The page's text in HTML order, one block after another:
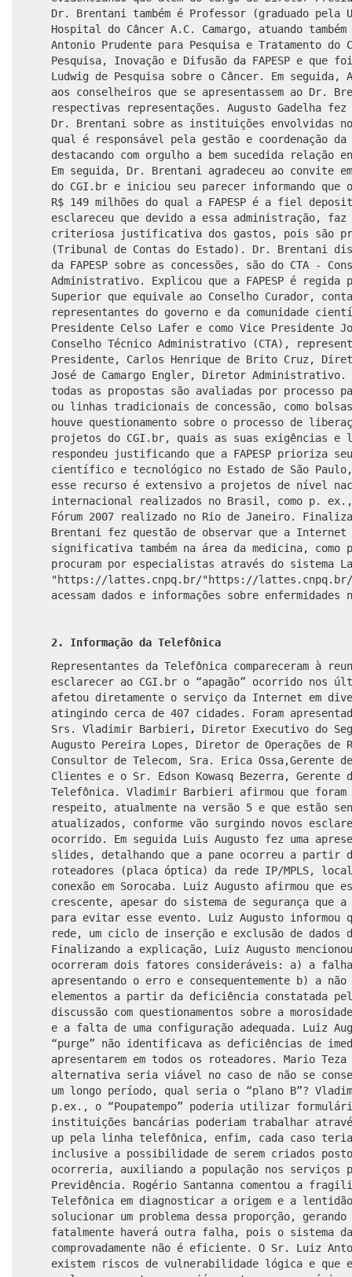
Dr. Brentani também é Professor (graduado pela
Hospital do Câncer A.C. Camargo, atuando
Antonio Prudente para Pesquisa e Tratamento do
Pesquisa, Inovação e Difusão da FAPESP e
Ludwig de Pesquisa sobre o Câncer. Em seguida,
aos conselheiros que se apresentassem ao Dr.
respectivas representações. Augusto Gadelha fez
Dr. Brentani sobre as instituições envolvidas
qual é responsável pela gestão e coordenação
destacando com orgulho a bem sucedida relação
Em seguida, Dr. Brentani agradeceu ao convite
do CGI.br e iniciou seu parecer informando que
R$ 149 milhões do qual a FAPESP é a fiel
esclareceu que devido a essa administração,
criteriosa justificativa dos gastos, pois são
(Tribunal de Contas do Estado). Dr. Brentani
da FAPESP sobre as concessões, são do CTA -
Administrativo. Explicou que a FAPESP é regida
Superior que equivale ao Conselho Curador,
representantes do governo e da comunidade
Presidente Celso Lafer e como Vice Presidente
Conselho Técnico Administrativo (CTA),
Presidente, Carlos Henrique de Brito Cruz,
José de Camargo Engler, Diretor
todas as propostas são avaliadas por processo
ou linhas tradicionais de concessão, como
houve questionamento sobre o processo de
projetos do CGI.br, quais as suas exigências e
respondeu justificando que a FAPESP prioriza
científico e tecnológico no Estado de São Paulo,
esse recurso é extensivo a projetos de nível
internacional realizados no Brasil, como p. ex.,
Fórum 2007 realizado no Rio de Janeiro.
Brentani fez questão de observar que a Internet
significativa também na área da medicina,
procuram por especialistas através do sistema
"https://lattes.cnpq.br/"https://lattes.cnpq.br/
acessam dados e informações sobre enfermidades
2. Informação da Telefônica
Representantes da Telefônica compareceram à
esclarecer ao CGI.br o “apagão” ocorrido nos
afetou diretamente o serviço da Internet em
atingindo cerca de 407 cidades. Foram
Srs. Vladimir Barbieri , Diretor Executivo do
Augusto Pereira Lopes, Diretor de Operações de
Consultor de Telecom, Sra. Erica Ossa,Gerente
Clientes e o Sr. Edson Kowasq Bezerra, Gerente
Telefônica. Vladimir Barbieri afirmou que
respeito, atualmente na versão 5 e que estão
atualizados, conforme vão surgindo novos
ocorrido. Em seguida Luis Augusto fez uma
slides, detalhando que a pane ocorreu a partir
roteadores (placa óptica) da rede IP/MPLS,
conexão em Sorocaba. Luiz Augusto afirmou que
crescente, apesar do sistema de segurança que
para evitar esse evento. Luiz Augusto informou
rede, um ciclo de inserção e exclusão de dados
Finalizando a explicação, Luiz Augusto
ocorreram dois fatores consideráveis: a) a
apresentando o erro e consequentemente b) a
elementos a partir da deficiência constatada
discussão com questionamentos sobre a
e a falta de uma configuração adequada. Luiz
“purge” não identificava as deficiências de
apresentarem em todos os roteadores. Mario
alternativa seria viável no caso de não se
um longo período, qual seria o “plano B”?
p.ex., o “Poupatempo” poderia utilizar
instituições bancárias poderiam trabalhar
up pela linha telefônica, enfim, cada caso teria
inclusive a possibilidade de serem criados
ocorreria, auxiliando a população nos serviços
Previdência. Rogério Santanna comentou a
Telefônica em diagnosticar a origem e a
solucionar um problema dessa proporção,
fatalmente haverá outra falha, pois o sistema
comprovadamente não é eficiente. O Sr. Luiz
existem riscos de vulnerabilidade lógica e que